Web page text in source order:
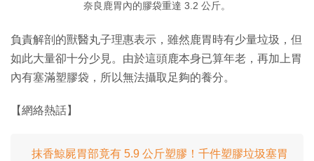
奈良鹿胃內的膠袋重達 3.2 公斤。
負責解剖的獸醫丸子理惠表示，雖然鹿胃時有少量垃圾，但
如此大量卻十分少見。由於這頭鹿本身已算年老，再加上胃
內有塞滿塑膠袋，所以無法攝取足夠的養分。
【網絡熱話】
抹香鯨屍胃部竟有 5.9 公斤塑膠！千件塑膠垃圾塞胃